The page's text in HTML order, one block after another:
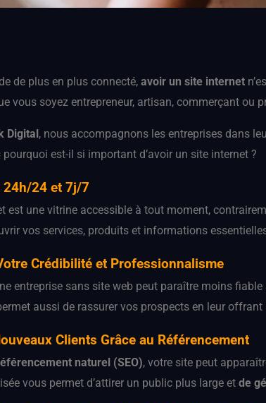
de plus en plus connecté, avoir un site internet
vous soyez entrepreneur, artisan, commerçant ou
Digital, nous accompagnons les entreprises dans
est-il si important d’avoir un site internet ?
24h/24 et 7j/7
est une vitrine accessible à tout moment,
vos services, produits et informations
Crédibilité et Professionnalisme
entreprise sans site web peut paraître moins
aussi de rassurer vos prospects en leur
Clients Grâce au Référencement
naturel (SEO), votre site peut
vous permet d’attirer un public plus large et de